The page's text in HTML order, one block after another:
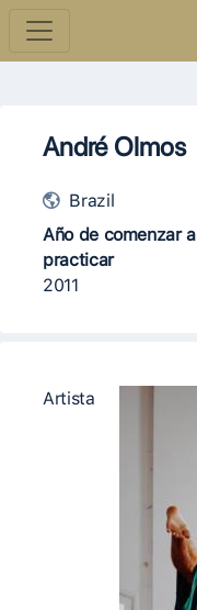
André Olmos
Brazil
Año de comenzar a
practicar
2011
Artista